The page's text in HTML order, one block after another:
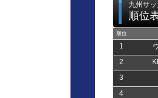
九州サ
順位
順位
1
2
3
4